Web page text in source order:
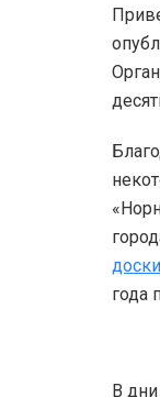
доски
года
В